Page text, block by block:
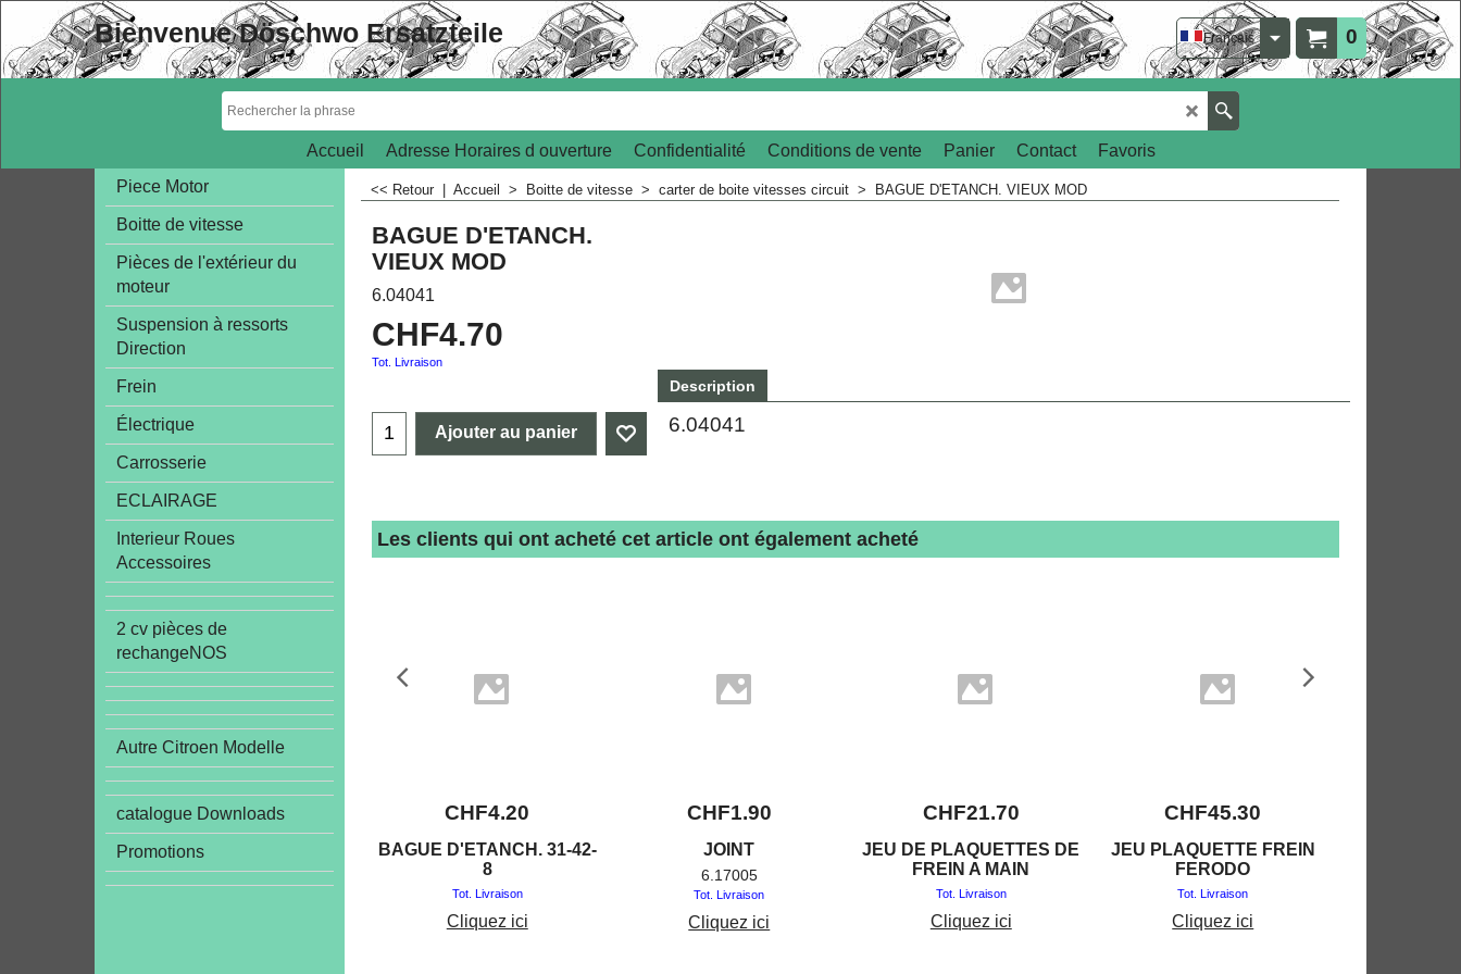
0
Français
Bienvenue Döschwo Ersatzteile
Accueil Adresse Horaires d ouverture Confidentialité Conditions de vente Panier Contact
Favoris
Piece Motor
Boitte de vitesse
Pièces de l'extérieur du
moteur
Suspension à ressorts
Direction
Frein
Électrique
Carrosserie
ECLAIRAGE
Interieur Roues
Accessoires
2 cv pièces de
rechangeNOS
Autre Citroen Modelle
catalogue Downloads
Promotions
<< Retour Accueil > Boitte de vitesse > carter de boite vitesses circuit > BAGUE D'ETANCH. VIEUX MOD
BAGUE D'ETANCH.
VIEUX MOD
6.04041
CHF4.70
Tot. Livraison
Ajouter au panier
Description
6.04041
Les clients qui ont acheté cet article ont également acheté
CHF4.20
BAGUE D'ETANCH. 31-42-
8
Tot. Livraison
Cliquez ici
CHF1.90
JOINT
6.17005
Tot. Livraison
Cliquez ici
CHF21.70
JEU DE PLAQUETTES DE
FREIN A MAIN
Tot. Livraison
Cliquez ici
CHF45.30
JEU PLAQUETTE FREIN
FERODO
Tot. Livraison
Cliquez ici